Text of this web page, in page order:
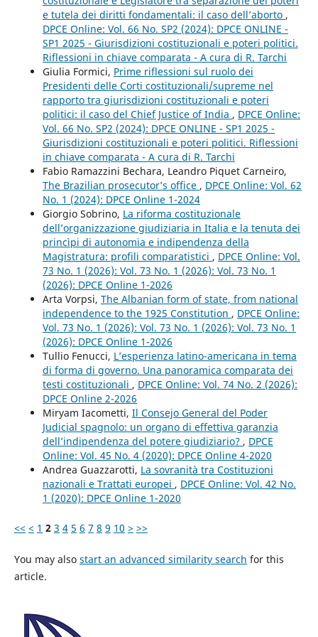
e tutela dei diritti fondamentali: il caso dell’aborto ,
DPCE Online: Vol. 66 No. SP2 (2024): DPCE ONLINE -
SP1 2025 - Giurisdizioni costituzionali e poteri politici.
Riflessioni in chiave comparata - A cura di R. Tarchi
Giulia Formici, Prime riflessioni sul ruolo dei
Presidenti delle Corti costituzionali/supreme nel
rapporto tra giurisdizioni costituzionali e poteri
politici: il caso del Chief Justice of India , DPCE Online:
Vol. 66 No. SP2 (2024): DPCE ONLINE - SP1 2025 -
Giurisdizioni costituzionali e poteri politici. Riflessioni
in chiave comparata - A cura di R. Tarchi
Fabio Ramazzini Bechara, Leandro Piquet Carneiro,
The Brazilian prosecutor’s office , DPCE Online: Vol. 62
No. 1 (2024): DPCE Online 1-2024
Giorgio Sobrino, La riforma costituzionale
dell’organizzazione giudiziaria in Italia e la tenuta dei
princìpi di autonomia e indipendenza della
Magistratura: profili comparatistici , DPCE Online: Vol.
73 No. 1 (2026): Vol. 73 No. 1 (2026): Vol. 73 No. 1
(2026): DPCE Online 1-2026
Arta Vorpsi, The Albanian form of state, from national
independence to the 1925 Constitution , DPCE Online:
Vol. 73 No. 1 (2026): Vol. 73 No. 1 (2026): Vol. 73 No. 1
(2026): DPCE Online 1-2026
Tullio Fenucci, L’esperienza latino-americana in tema
di forma di governo. Una panoramica comparata dei
testi costituzionali , DPCE Online: Vol. 74 No. 2 (2026):
DPCE Online 2-2026
Miryam Iacometti, Il Consejo General del Poder
Judicial spagnolo: un organo di effettiva garanzia
dell’indipendenza del potere giudiziario? , DPCE
Online: Vol. 45 No. 4 (2020): DPCE Online 4-2020
Andrea Guazzarotti, La sovranità tra Costituzioni
nazionali e Trattati europei , DPCE Online: Vol. 42 No.
1 (2020): DPCE Online 1-2020
<< < 1 2 3 4 5 6 7 8 9 10 > >>
You may also start an advanced similarity search for this
article.